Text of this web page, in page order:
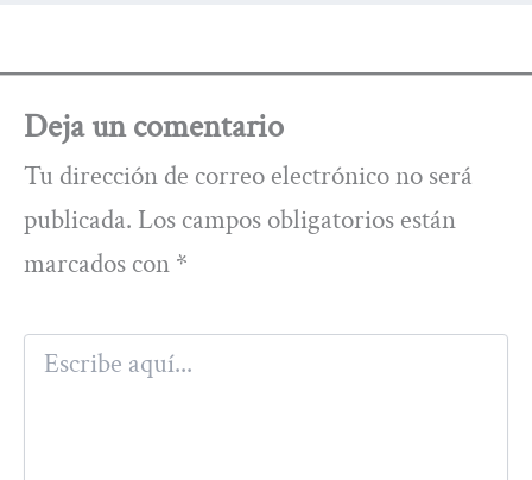
Deja un comentario
Tu dirección de correo electrónico no será
publicada. Los campos obligatorios están
marcados con *
Escribe
aquí...